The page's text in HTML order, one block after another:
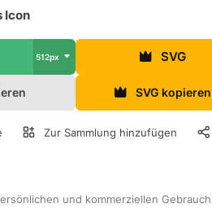
Icon
512px SVG
SVG kopieren
Zur Sammlung hinzufügen
und kommerziellen